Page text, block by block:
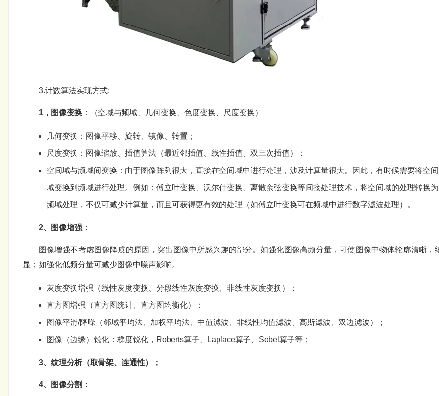
3.计数算法实现方式:
1，图像变换：（空域与频域、几何变换、色度变换、尺度变换）
几何变换：图像平移、旋转、镜像、转置；
尺度变换：图像缩放、插值算法（最近邻插值、线性插值、双三次插值）；
空间域与频域间变换：由于图像阵列很大，直接在空间域中进行处理，涉及计算量很大。因此，有时候需要将空间
域变换到频域进行处理。例如：傅立叶变换、沃尔什变换、离散余弦变换等间接处理技术，将空间域的处理转换为
频域处理，不仅可减少计算量，而且可获得更有效的处理（如傅立叶变换可在频域中进行数字滤波处理）。
2、图像增强：
图像增强不考虑图像降质的原因，突出图像中所感兴趣的部分。如强化图像高频分量，可使图像中物体轮廓清晰，
显；如强化低频分量可减少图像中噪声影响。
灰度变换增强（线性灰度变换、分段线性灰度变换、非线性灰度变换）；
直方图增强（直方图统计、直方图均衡化）；
图像平滑/降噪（邻域平均法、加权平均法、中值滤波、非线性均值滤波、高斯滤波、双边滤波）；
图像（边缘）锐化：梯度锐化，Roberts算子、Laplace算子、Sobel算子等；
3、纹理分析（取骨架、连通性）；
4、图像分割：